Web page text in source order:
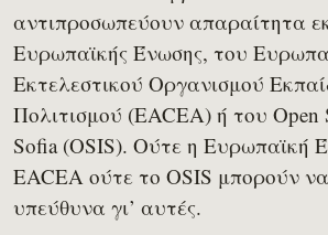
αντιπροσωπεύουν απαραίτητα
Ευρωπαϊκής Ένωσης, του
Εκτελεστικού Οργανισμού
Πολιτισμού (EACEA) ή του Open
Sofia (OSIS). Ούτε η Ευρωπαϊκή
EACEA ούτε το OSIS μπορούν
υπεύθυνα γι’ αυτές.